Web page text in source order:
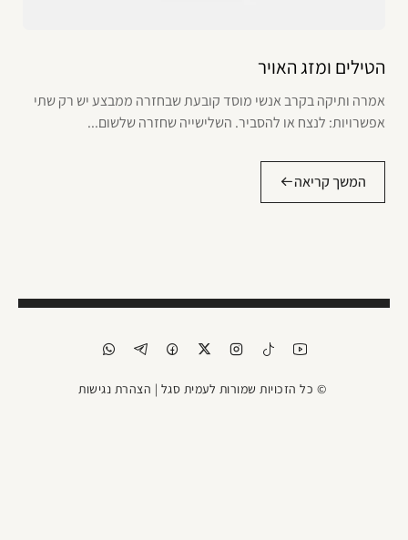
הטילים ומזג האויר
אמרה ותיקה בקרב אנשי מוסד קובעת שבחזרה ממבצע יש רק שתי
אפשרויות: לנצח או להסביר. השלישייה שחזרה שלשום...
המשך קריאה
© כל הזכויות שמורות לעמית סגל | הצהרת נגישות